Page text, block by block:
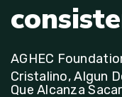
consiste
AGHEC
Cristalino, Algun
Que Alcanza